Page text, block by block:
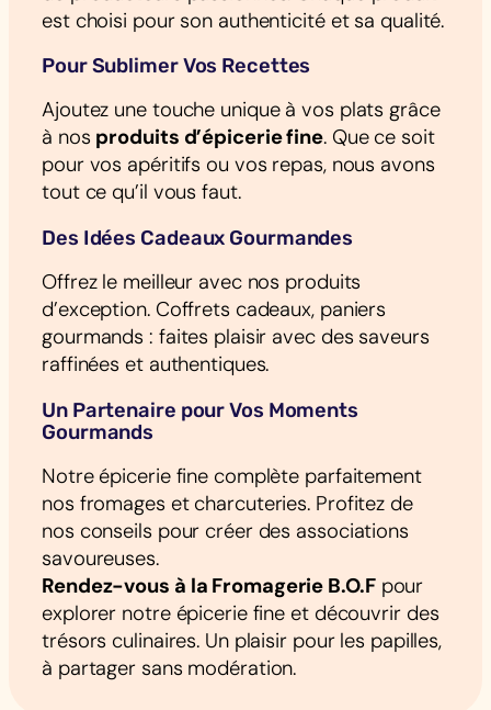
est choisi pour son authenticité et sa qualité.
Pour Sublimer Vos Recettes
Ajoutez une touche unique à vos plats grâce
à nos produits d’épicerie fine. Que ce soit
pour vos apéritifs ou vos repas, nous avons
tout ce qu’il vous faut.
Des Idées Cadeaux Gourmandes
Offrez le meilleur avec nos produits
d’exception. Coffrets cadeaux, paniers
gourmands : faites plaisir avec des saveurs
raffinées et authentiques.
Un Partenaire pour Vos Moments
Gourmands
Notre épicerie fine complète parfaitement
nos fromages et charcuteries. Profitez de
nos conseils pour créer des associations
savoureuses.
Rendez-vous à la Fromagerie B.O.Fpour
explorer notre épicerie fine et découvrir des
trésors culinaires. Un plaisir pour les papilles,
à partager sans modération.